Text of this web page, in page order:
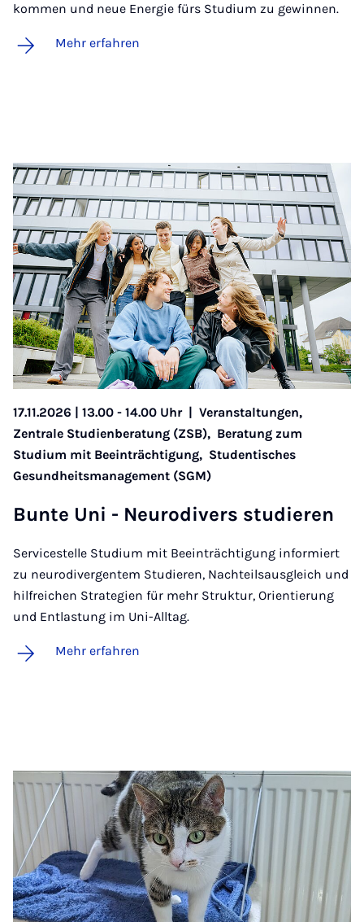
kommen und neue Energie fürs Studium zu gewinnen.
Mehr erfahren
17.11.2026 | 13.00 - 14.00 Uhr | Veranstaltungen,
Zentrale Studienberatung (ZSB), Beratung zum
Studium mit Beeinträchtigung, Studentisches
Gesundheitsmanagement (SGM)
Bun­te Uni - Neu­ro­­di­­vers stu­­die­ren
Servicestelle Studium mit Beeinträchtigung informiert
zu neurodivergentem Studieren, Nachteilsausgleich und
hilfreichen Strategien für mehr Struktur, Orientierung
und Entlastung im Uni-Alltag.
Mehr erfahren